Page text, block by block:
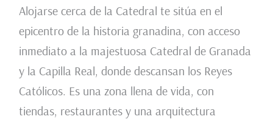
Alojarse cerca de la Catedral te sitúa en el
epicentro de la historia granadina, con acceso
inmediato a la majestuosa Catedral de Granada
y la Capilla Real, donde descansan los Reyes
Católicos. Es una zona llena de vida, con
tiendas, restaurantes y una arquitectura